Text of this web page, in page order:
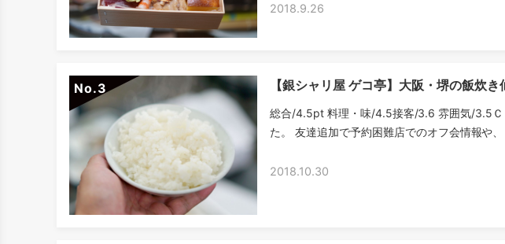
2018.9.26
No. 【銀シャリ屋 ゲコ亭】大阪・堺の飯炊き
総合/4.5pt 料理・味/4.5接客/3.6 雰囲気/3.5Ｃ
た。 友達追加で予約困難店でのオフ会情報や
2018.10.30